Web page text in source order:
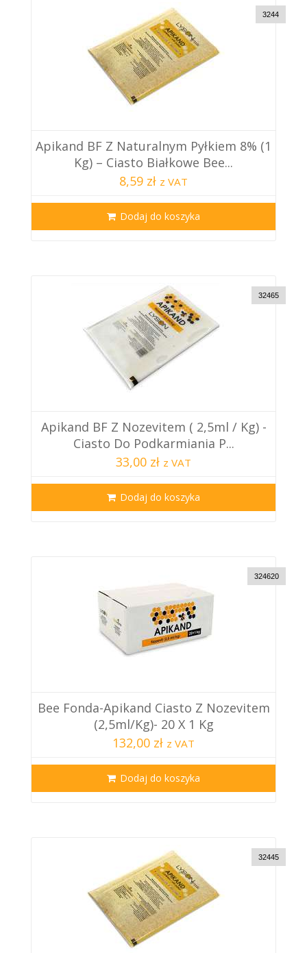
3244
Apikand BF Z Naturalnym Pyłkiem 8% (1
Kg) – Ciasto Białkowe Bee...
8,59 zł z VAT
Dodaj do koszyka
32465
Apikand BF Z Nozevitem ( 2,5ml / Kg) -
Ciasto Do Podkarmiania P...
33,00 zł z VAT
Dodaj do koszyka
324620
Bee Fonda-Apikand Ciasto Z Nozevitem
(2,5ml/kg)- 20 X 1 Kg
132,00 zł z VAT
Dodaj do koszyka
32445